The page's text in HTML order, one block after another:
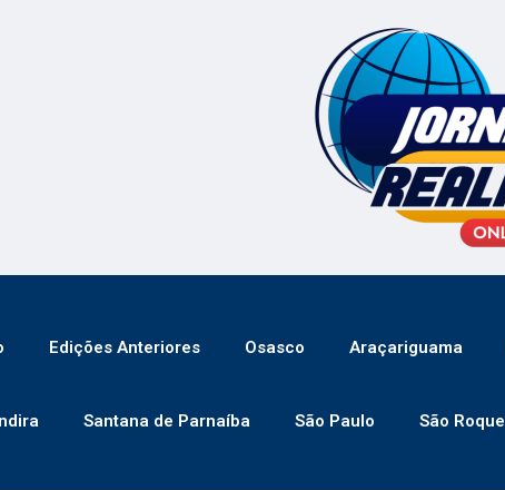
Edições Anteriores Osasco Araçariguama
Santana de Parnaíba São Paulo São Roque